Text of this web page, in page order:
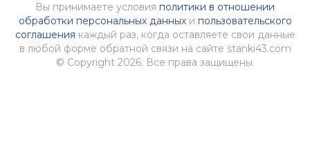
Вы принимаете условия политики в отношении
обработки персональных данныхи пользовательского
соглашения каждый раз, когда оставляете свои данные
в любой форме обратной связи на сайте stanki43.com
© Copyright 2026. Все права защищены.